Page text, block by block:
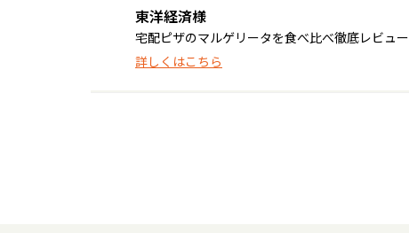
東洋経済様
宅配ピザのマルゲリータを食べ比べ徹底レビュー
詳しくはこちら